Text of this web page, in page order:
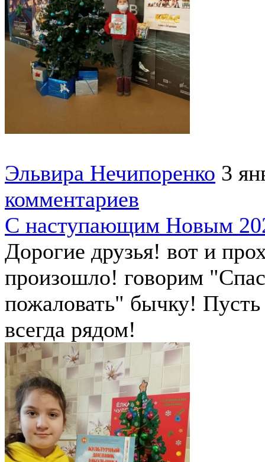
Эльвира Нечипоренко 3
комментариев
С наступающим Новым
Дорогие друзья! вот и
произошло! говорим
пожаловать" бычку!
всегда рядом!